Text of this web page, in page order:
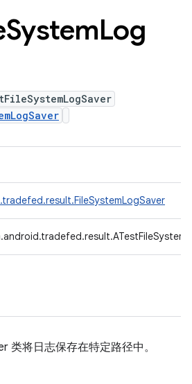
SystemLog
类将日志保存在特定路径中。